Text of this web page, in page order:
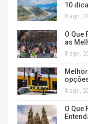
10
8 ago,
O Que
as
8 ago,
8 ago,
O Que